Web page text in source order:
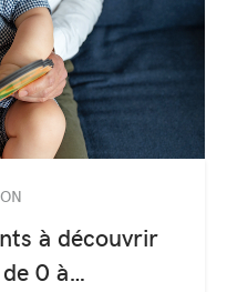
à découvrir
0 à…